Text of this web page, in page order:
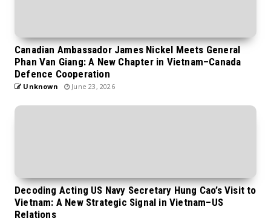
Canadian Ambassador James Nickel Meets General
Phan Van Giang: A New Chapter in Vietnam–Canada
Defence Cooperation
Unknown June 23, 2026
Decoding Acting US Navy Secretary Hung Cao’s Visit to
Vietnam: A New Strategic Signal in Vietnam–US
Relations